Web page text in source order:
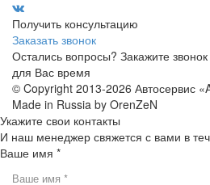
Получить консультацию
Заказать звонок
Остались вопросы? Закажите
для Вас время
© Copyright 2013-2026 Автосервис
Made in Russia by OrenZeN
Укажите свои контакты
И наш менеджер свяжется с вами в
Ваше имя *